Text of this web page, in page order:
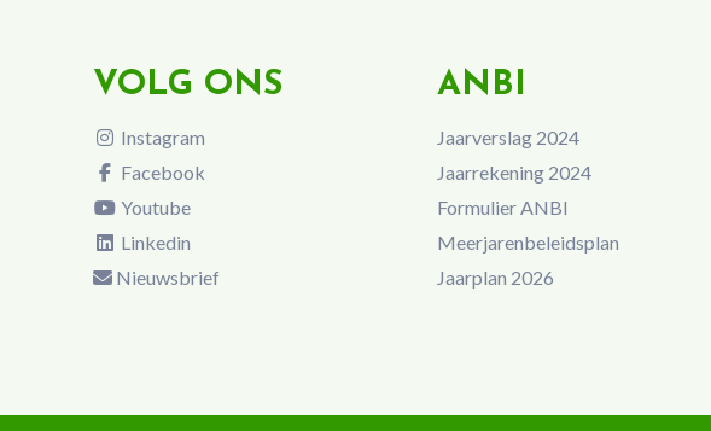
VOLG ONS
Instagram
Facebook
Youtube
Linkedin
Nieuwsbrief
ANBI
Jaarverslag 2024
Jaarrekening 2024
Formulier ANBI
Meerjarenbeleidsplan
Jaarplan 2026